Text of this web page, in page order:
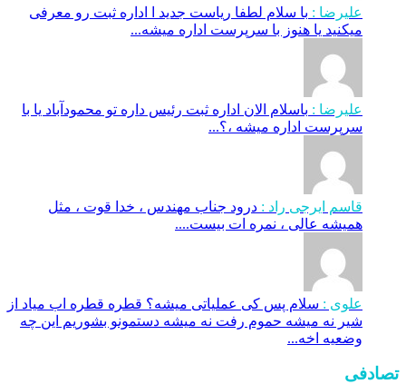
علیرضا : با سلام لطفا ریاست جدید ا اداره ثبت‌ رو معرفی
میکنید یا هنوز با سرپرست اداره‌ میشه...
علیرضا : باسلام الان اداره ثبت رئیس داره تو محمودآباد یا با
سرپرست اداره میشه ،؟...
قاسم ایرجی راد : درود جناب مهندس ، خدا قوت ، مثل
همیشه عالی ، نمره ات بیست....
علوی : سلام پس کی عملیاتی میشه؟ قطره قطره اب میاد از
شیر نه میشه حموم رفت نه میشه دستمونو بشوریم این چه
وضعیه اخه...
تصادفی